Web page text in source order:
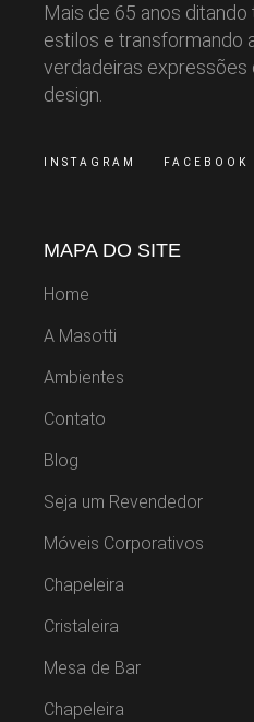
Mais de 65 anos
estilos e transformando
verdadeiras
design.
INSTAGRAM FACEBOOK
MAPA DO SITE
Home
A Masotti
Ambientes
Contato
Blog
Seja um Revendedor
Móveis Corporativos
Chapeleira
Cristaleira
Mesa de Bar
Chapeleira